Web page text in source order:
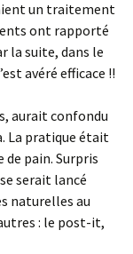
un traitement
ont rapporté
la suite, dans le
avéré efficace !!
aurait confondu
La pratique était
de pain. Surpris
serait lancé
naturelles au
: le post-it,